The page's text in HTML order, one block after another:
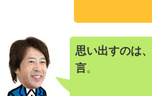
思い出すのは
言。